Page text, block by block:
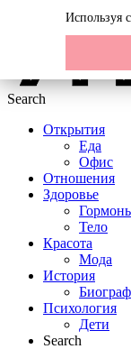
Search
Открытия
Еда
Офис
Отношения
Здоровье
Тело
Красота
Мода
История
Психология
Дети
Search
Используя